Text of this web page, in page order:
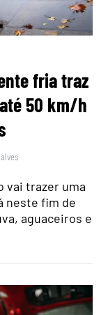
fria traz
50 km/h
vai trazer uma
neste fim de
aguaceiros e